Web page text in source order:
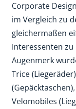
Corporate
im Vergleich zu
gleichermaßen
Interessenten zu
Augenmerk
Trice
Velomobiles